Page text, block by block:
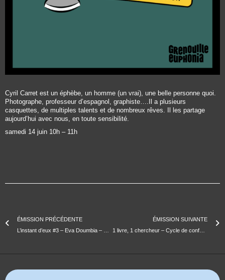
Cyril Carret est un éphèbe, un homme (un vrai), une belle personne quoi.
Photographe, professeur d’espagnol, graphiste….Il a plusieurs
casquettes, de multiples talents et de nombreux rêves. Il les partage
aujourd’hui avec nous, en toute sensibilité.
samedi 14 juin 10h – 11h
ÉMISSION PRÉCÉDENTE
ÉMISSION SUIVANTE
1 livre, 1 chercheur – Cycle de conférences